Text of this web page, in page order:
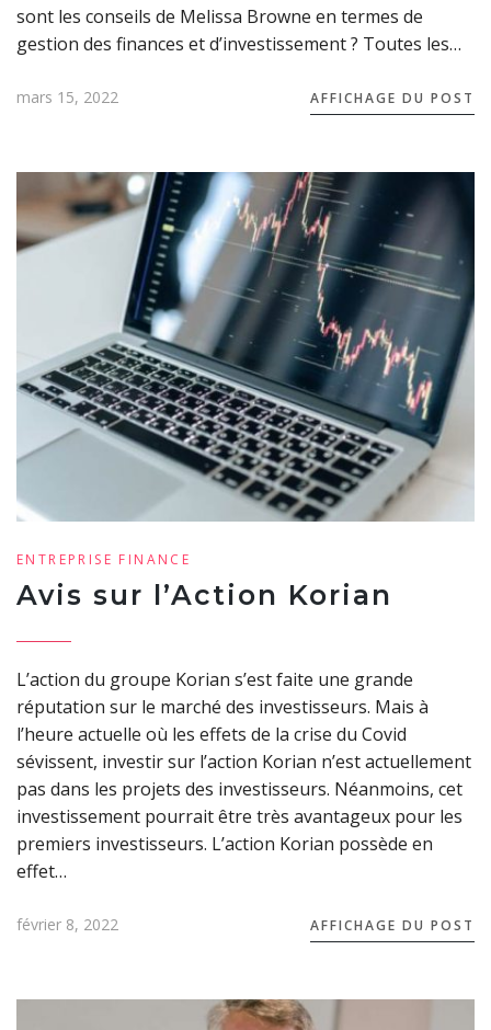
sont les conseils de Melissa Browne en termes de
gestion des finances et d’investissement ? Toutes les…
mars 15, 2022 AFFICHAGE DU POST
ENTREPRISE FINANCE
Avis sur l’Action Korian
L’action du groupe Korian s’est faite une grande
réputation sur le marché des investisseurs. Mais à
l’heure actuelle où les effets de la crise du Covid
sévissent, investir sur l’action Korian n’est actuellement
pas dans les projets des investisseurs. Néanmoins, cet
investissement pourrait être très avantageux pour les
premiers investisseurs. L’action Korian possède en
effet…
février 8, 2022 AFFICHAGE DU POST